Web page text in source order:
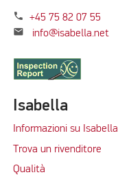
phone +45 75 82 07 55
mail info@isabella.net
Isabella
Informazioni su Isabella
Trova un rivenditore
Qualità